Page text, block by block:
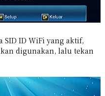
SID ID WiFi yang aktif,
digunakan, lalu tekan